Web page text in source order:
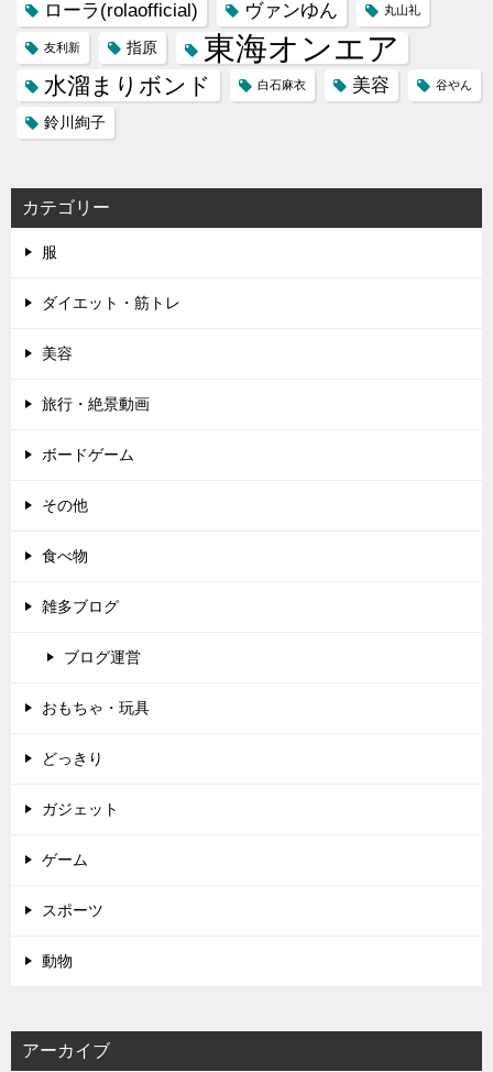
ローラ(rolaofficial) ヴァンゆん 丸山礼
友利新 指原 東海オンエア
水溜まりボンド 白石麻衣 美容 谷やん
鈴川絢子
カテゴリー
服
ダイエット・筋トレ
美容
旅行・絶景動画
ボードゲーム
その他
食べ物
雑多ブログ
ブログ運営
おもちゃ・玩具
どっきり
ガジェット
ゲーム
スポーツ
動物
アーカイブ